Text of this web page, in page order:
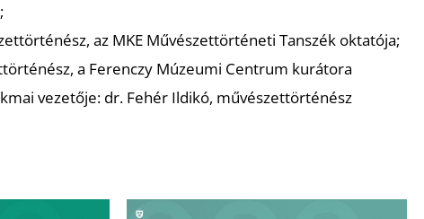
az MKE Művészettörténeti Tanszék oktatója;
a Ferenczy Múzeumi Centrum kurátora
vezetője: dr. Fehér Ildikó, művészettörténész